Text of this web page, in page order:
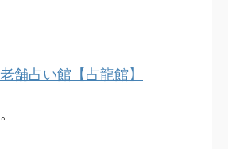
老舗占い館【占龍館】